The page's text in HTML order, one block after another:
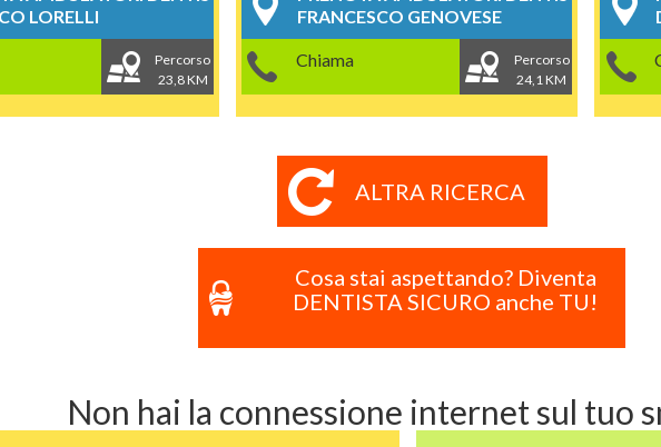
LORELLI
Percorso
23,8 KM
FRANCESCO GENOVESE
Chiama
Percorso
24,1 KM
ALTRA RICERCA
Cosa stai aspettando? Diventa
DENTISTA SICURO anche TU!
Non hai la connessione internet sul tuo